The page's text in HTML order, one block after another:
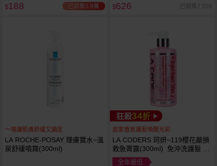
$188 已銷售5.9萬 $626 已銷售7,559
一噴讓肌膚舒緩又鎮定
LA ROCHE-POSAY 理膚寶水~溫
泉舒緩噴霧(300ml)
狂殺34折
居家香氛護髮喚醒光彩
LA CODERS 珂妍~119櫻花嚴損
救急菁露(300ml) 免沖洗護髮 蕾
舒法克
全年最低